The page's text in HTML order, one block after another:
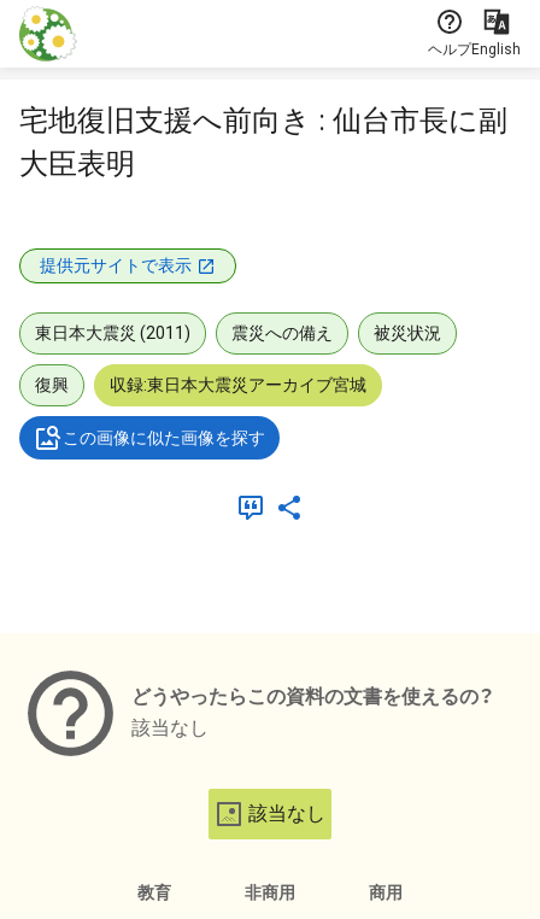
本文に飛ぶ
ヘルプEnglish
宅地復旧支援へ前向き : 仙台市長に副
大臣表明
提供元サイトで表示
東日本大震災 (2011) 震災への備え 被災状況
復興 収録:東日本大震災アーカイブ宮城
この画像に似た画像を探す
どうやったらこの資料の文書を使えるの？
該当なし
該当なし
教育 非商用 商用